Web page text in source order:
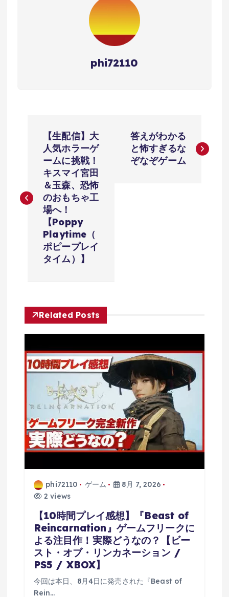
phi72110
ビ
ョ
ン
【生配信】大
人気ホラーゲ
ームに挑戦！
キスマイ宮田
＆玉森、恐怖
のおもちゃ工
場へ！
【Poppy
Playtime（
ポピープレイ
タイム）】
答えがわかる
と怖すぎるな
ぞなぞゲーム
Related Posts
phi72110 ゲーム
8月 7, 2026
2 views
【10時間プレイ感想】『Beast of
Reincarnation』ゲームフリークに
よる注目作！実際どうなの？【ビー
スト・オブ・リンカネーション /
PS5 / XBOX】
今回は本日、8月4日に発売された『Beast of
Rein…